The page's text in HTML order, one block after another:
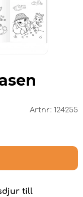
Artnr: 124255
till